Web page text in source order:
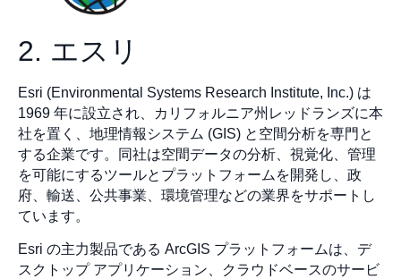
2. エスリ
Esri (Environmental Systems Research Institute, Inc.) は
1969 年に設立され、カリフォルニア州レッドランズに本
社を置く、地理情報システム (GIS) と空間分析を専門と
する企業です。同社は空間データの分析、視覚化、管理
を可能にするツールとプラットフォームを開発し、政
府、輸送、公共事業、環境管理などの業界をサポートし
ています。
Esri の主力製品である ArcGIS プラットフォームは、デ
スクトップ アプリケーション、クラウドベースのサービ